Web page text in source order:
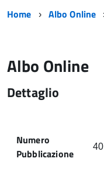
Home Albo Online
Albo Online
Dettaglio
Numero
Pubblicazione
40